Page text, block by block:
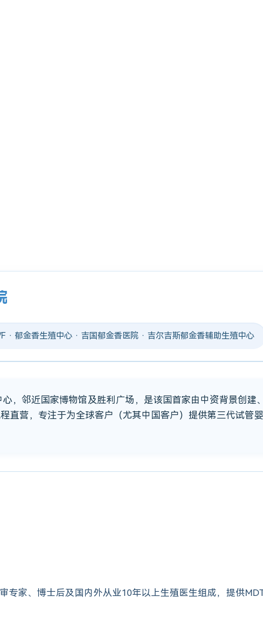
· 郁金香生殖中心 · 吉国郁金香医院 · 吉尔吉斯郁金香辅助生殖中心
，邻近国家博物馆及胜利广场，是该国首家由中资背景创建
直营，专注于为全球客户（尤其中国客户）提供第三代试管
专家、博士后及国内外从业10年以上生殖医生组成，提供